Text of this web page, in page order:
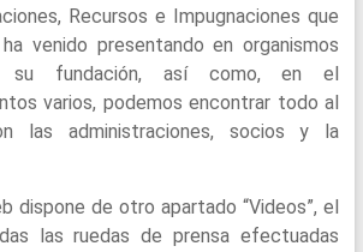
Recursos e Impugnaciones que
venido presentando en organismos
su fundación, así como, en el
varios, podemos encontrar todo al
las administraciones, socios y la
dispone de otro apartado “Videos”, el
las ruedas de prensa efectuadas